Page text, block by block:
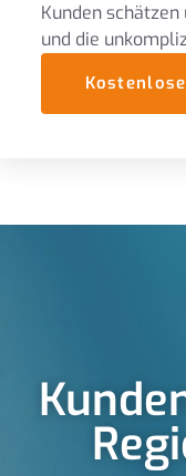
Kunden
und die